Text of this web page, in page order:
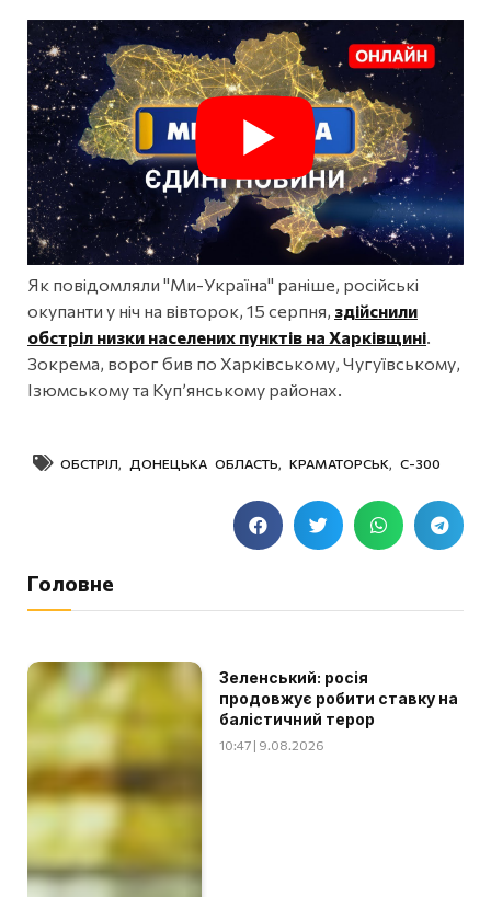
Як повідомляли "Ми-Україна" раніше, російські
окупанти у ніч на вівторок, 15 серпня, здійснили
обстріл низки населених пунктів на Харківщині
Зокрема, ворог бив по Харківському, Чугуївському,
Ізюмському та Куп’янському районах.
ОБСТРІЛ ДОНЕЦЬКА ОБЛАСТЬ КРАМАТОРСЬК С-300
Головне
Зеленський: росія
продовжує робити ставку на
балістичний терор
10:47 | 9.08.2026